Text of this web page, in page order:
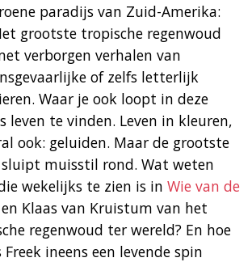
paradijs van Zuid-Amerika:
grootste tropische regenwoud
verborgen verhalen van
of zelfs letterlijk
Waar je ook loopt in deze
leven te vinden. Leven in kleuren,
ook: geluiden. Maar de grootste
muisstil rond. Wat weten
wekelijks te zien is in Wie van de
Klaas van Kruistum van het
regenwoud ter wereld? En hoe
Freek ineens een levende spin